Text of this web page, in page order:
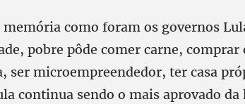
como foram os governos
pobre pôde comer carne,
ser microempreendedor, ter casa
continua sendo o mais aprovado